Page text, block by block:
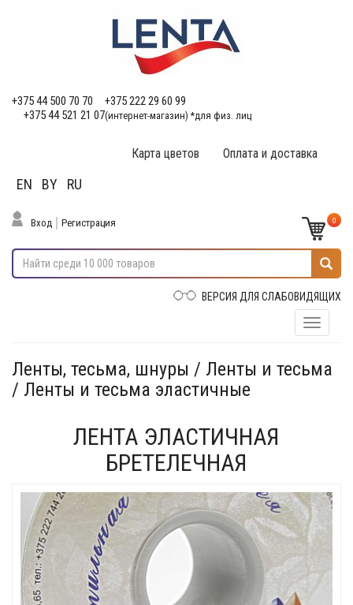
+375 44 500 70 70
+375 222 29 60 99
+375 44 521 21 07(интернет-магазин) *для физ. лиц
Оплата и доставка
Карта цветов
EN BY RU
Вход Регистрация 0
ВЕРСИЯ ДЛЯ СЛАБОВИДЯЩИХ
Ленты, тесьма, шнуры / Ленты и тесьма
/ Ленты и тесьма эластичные
ЛЕНТА ЭЛАСТИЧНАЯ
БРЕТЕЛЕЧНАЯ